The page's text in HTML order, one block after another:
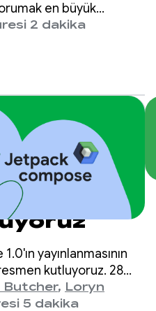
en büyük
2 dakika
yayınlanmasının
kutluyoruz. 28
1.0 sürümünden en
yıllar içinde
Butcher, Loryn
5 dakika